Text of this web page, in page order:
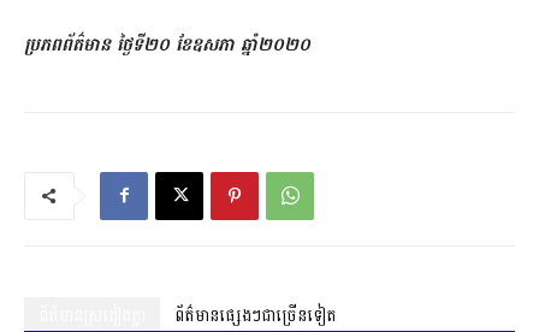
ប្រភពព័ត៌មាន ថ្ងៃទី២០ ខែឧសភា ឆ្នាំ២០២០
ព័ត៌មានផ្សេងៗជាច្រើនទៀត